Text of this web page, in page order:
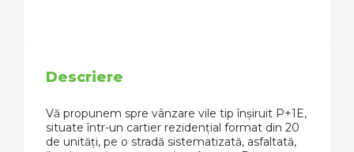
Descriere
Vă propunem spre vânzare vile tip înșiruit P+1E,
situate într-un cartier rezidențial format din 20
de unități, pe o stradă sistematizată, asfaltată,